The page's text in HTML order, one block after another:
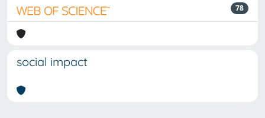
78
social impact